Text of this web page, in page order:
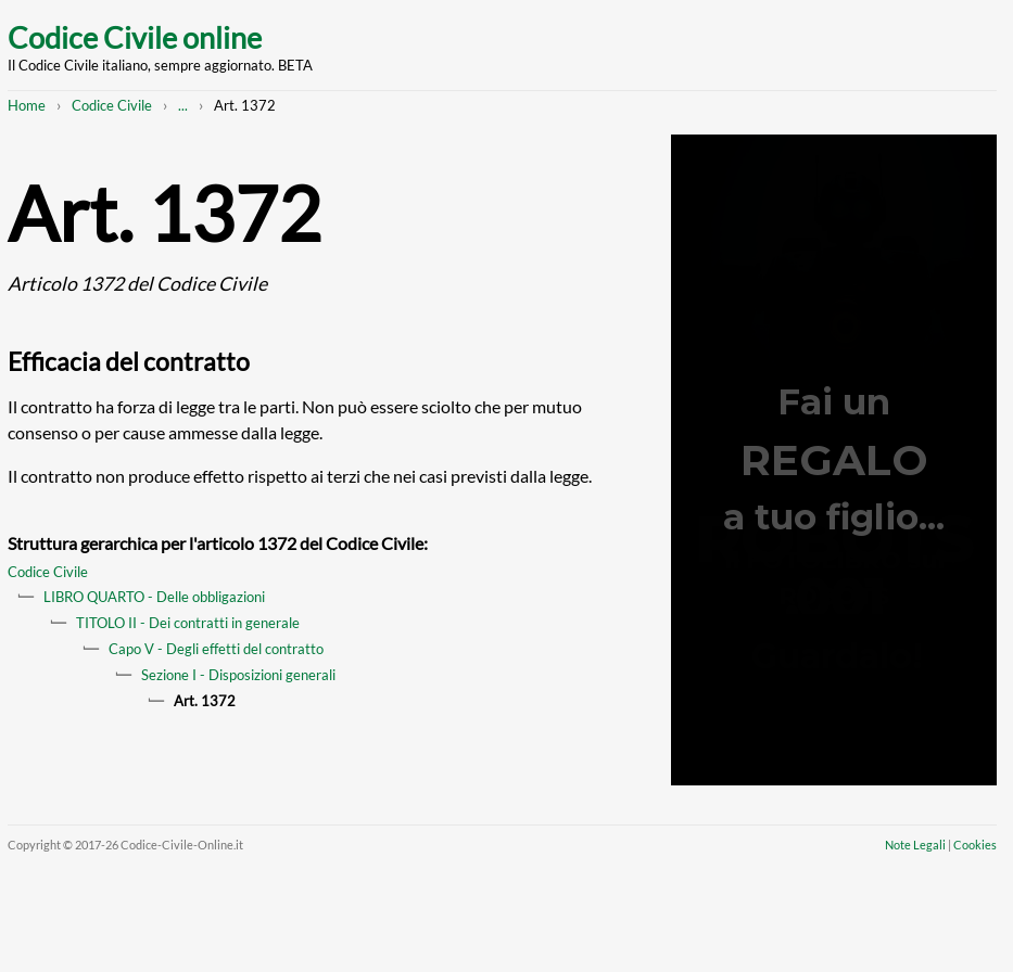
main
Codice Civile online
Il Codice Civile italiano, sempre aggiornato. BETA
Breadcrumb
Home Codice Civile
Mostra
... Art. 1372
Art. 1372
Articolo 1372 del Codice Civile
Efficacia del contratto
Il contratto ha forza di legge tra le parti. Non può essere sciolto che per mutuo
consenso o per cause ammesse dalla legge.
Il contratto non produce effetto rispetto ai terzi che nei casi previsti dalla legge.
Struttura gerarchica per l'articolo 1372 del Codice Civile:
Codice Civile
LIBRO QUARTO - Delle obbligazioni
TITOLO II - Dei contratti in generale
Capo V - Degli effetti del contratto
Sezione I - Disposizioni generali
Art. 1372
Copyright © 2017-26 Codice-Civile-Online.it Note Legali | Cookies